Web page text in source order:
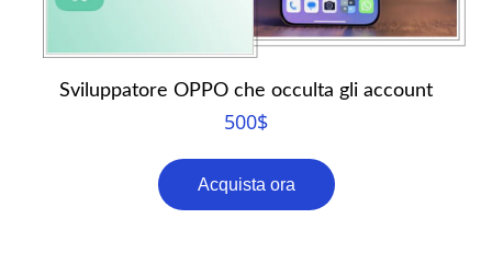
Sviluppatore OPPO che occulta gli account
500$
Acquista ora